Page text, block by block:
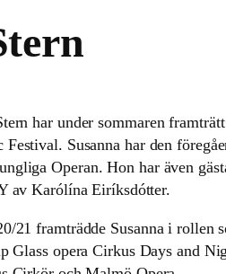
har under sommaren
Susanna har den
Operan. Hon har även
av Karólína Eiríksdótter.
21 framträdde Susanna i rollen
Glass opera Cirkus Days and